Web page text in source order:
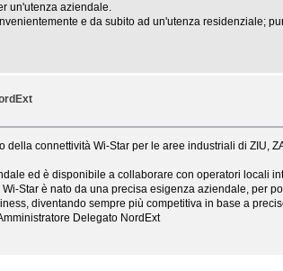
un'utenza aziendale.
e da subito ad un'utenza
connettività Wi-Star per le aree industriali di ZIU,
ed è disponibile a collaborare con operatori locali
Star è nato da una precisa esigenza aziendale, per
diventando sempre più competitiva in base a
Delegato NordExt